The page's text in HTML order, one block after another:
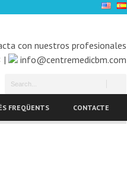
con nuestros profesionales
|
info@centremedicbm.com
FREQÜENTS CONTACTE